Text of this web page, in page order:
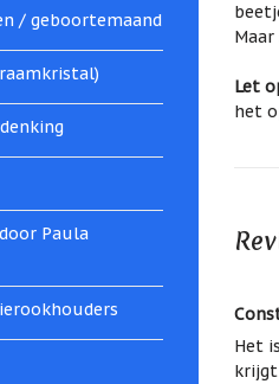
/ geboortemaand
Paula
Let
het
Het
krijgt